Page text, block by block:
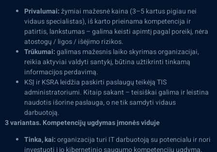
Privalumai:žymiai mažesnė kaina (3–5 kartus pigiau nei
vidaus specialistas), iš karto prieinama kompetencija ir
patirtis, lankstumas – galima keisti apimtį pagal poreikį, nėra
atostogų / ligos / išėjimo rizikos.
Trūkumai:galimas mažesnis laiko skyrimas organizacijai,
reikia aktyviai valdyti santykį, būtina užtikrinti tinkamą
informacijos perdavimą.
KSĮ ir KSRA leidžia paskirti paslaugų teikėją TIS
administratoriumi. Kitaip sakant – teisiškai galima ir leistina
naudotis išorine paslauga, o ne tik samdyti vidaus
darbuotoją.
3 variantas. Kompetencijų ugdymas įmonės viduje
Tinka, kai:organizacija turi IT darbuotoją su potencialu ir nori
investuoti į jo kibernetinio saugumo kompetencijų ugdymą.